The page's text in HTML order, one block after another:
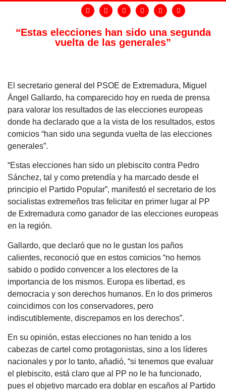
“Estas elecciones han sido una segunda
vuelta de las generales”
El secretario general del PSOE de Extremadura, Miguel
Ángel Gallardo, ha comparecido hoy en rueda de prensa
para valorar los resultados de las elecciones europeas
donde ha declarado que a la vista de los resultados, estos
comicios “han sido una segunda vuelta de las elecciones
generales”.
“Estas elecciones han sido un plebiscito contra Pedro
Sánchez, tal y como pretendía y ha marcado desde el
principio el Partido Popular”, manifestó el secretario de los
socialistas extremeños tras felicitar en primer lugar al PP
de Extremadura como ganador de las elecciones europeas
en la región.
Gallardo, que declaró que no le gustan los paños
calientes, reconoció que en estos comicios “no hemos
sabido o podido convencer a los electores de la
importancia de los mismos. Europa es libertad, es
democracia y son derechos humanos. En lo dos primeros
coincidimos con los conservadores, pero
indiscutiblemente, discrepamos en los derechos”.
En su opinión, estas elecciones no han tenido a los
cabezas de cartel como protagonistas, sino a los líderes
nacionales y por lo tanto, añadió, “si tenemos que evaluar
el plebiscito, está claro que al PP no le ha funcionado,
pues el objetivo marcado era doblar en escaños al Partido